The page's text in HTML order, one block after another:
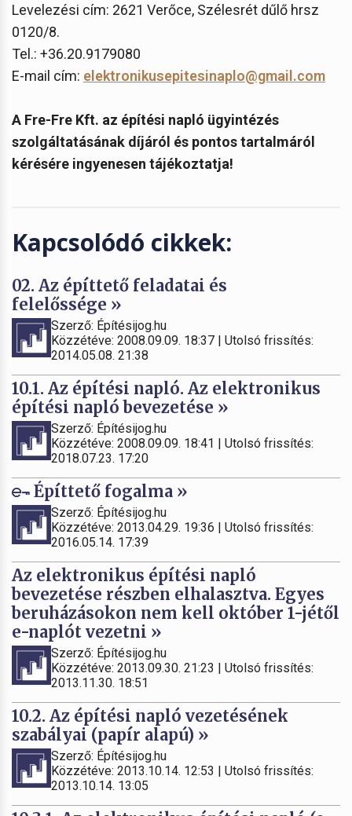
Levelezési cím: 2621 Verőce, Szélesrét dűlő hrsz
0120/8.
Tel.: +36.20.9179080
E-mail cím: elektronikusepitesinaplo@gmail.com
A Fre-Fre Kft. az építési napló ügyintézés
szolgáltatásának díjáról és pontos tartalmáról
kérésére ingyenesen tájékoztatja!
Kapcsolódó cikkek:
02. Az építtető feladatai és
felelőssége »
Szerző: Építésijog.hu
Közzétéve: 2008.09.09. 18:37 | Utolsó frissítés:
2014.05.08. 21:38
10.1. Az építési napló. Az elektronikus
építési napló bevezetése »
Szerző: Építésijog.hu
Közzétéve: 2008.09.09. 18:41 | Utolsó frissítés:
2018.07.23. 17:20
Építtető fogalma »
Szerző: Építésijog.hu
Közzétéve: 2013.04.29. 19:36 | Utolsó frissítés:
2016.05.14. 17:39
Az elektronikus építési napló
bevezetése részben elhalasztva. Egyes
beruházásokon nem kell október 1-jétől
e-naplót vezetni »
Szerző: Építésijog.hu
Közzétéve: 2013.09.30. 21:23 | Utolsó frissítés:
2013.11.30. 18:51
10.2. Az építési napló vezetésének
szabályai (papír alapú) »
Szerző: Építésijog.hu
Közzétéve: 2013.10.14. 12:53 | Utolsó frissítés:
2013.10.14. 13:05